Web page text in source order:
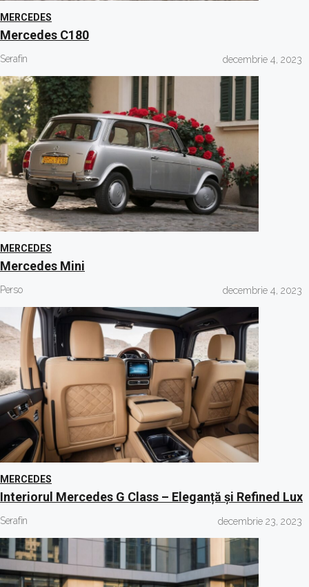
MERCEDES
Mercedes C180
Serafin decembrie 4, 2023
MERCEDES
Mercedes Mini
Perso decembrie 4, 2023
MERCEDES
Interiorul Mercedes G Class – Eleganță și Refined Lux
Serafin decembrie 23, 2023